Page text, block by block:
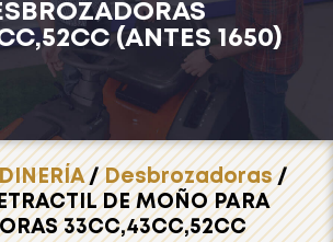
(ANTES 1650)
/Desbrozadoras/
DE MOÑO PARA
33CC,43CC,52CC